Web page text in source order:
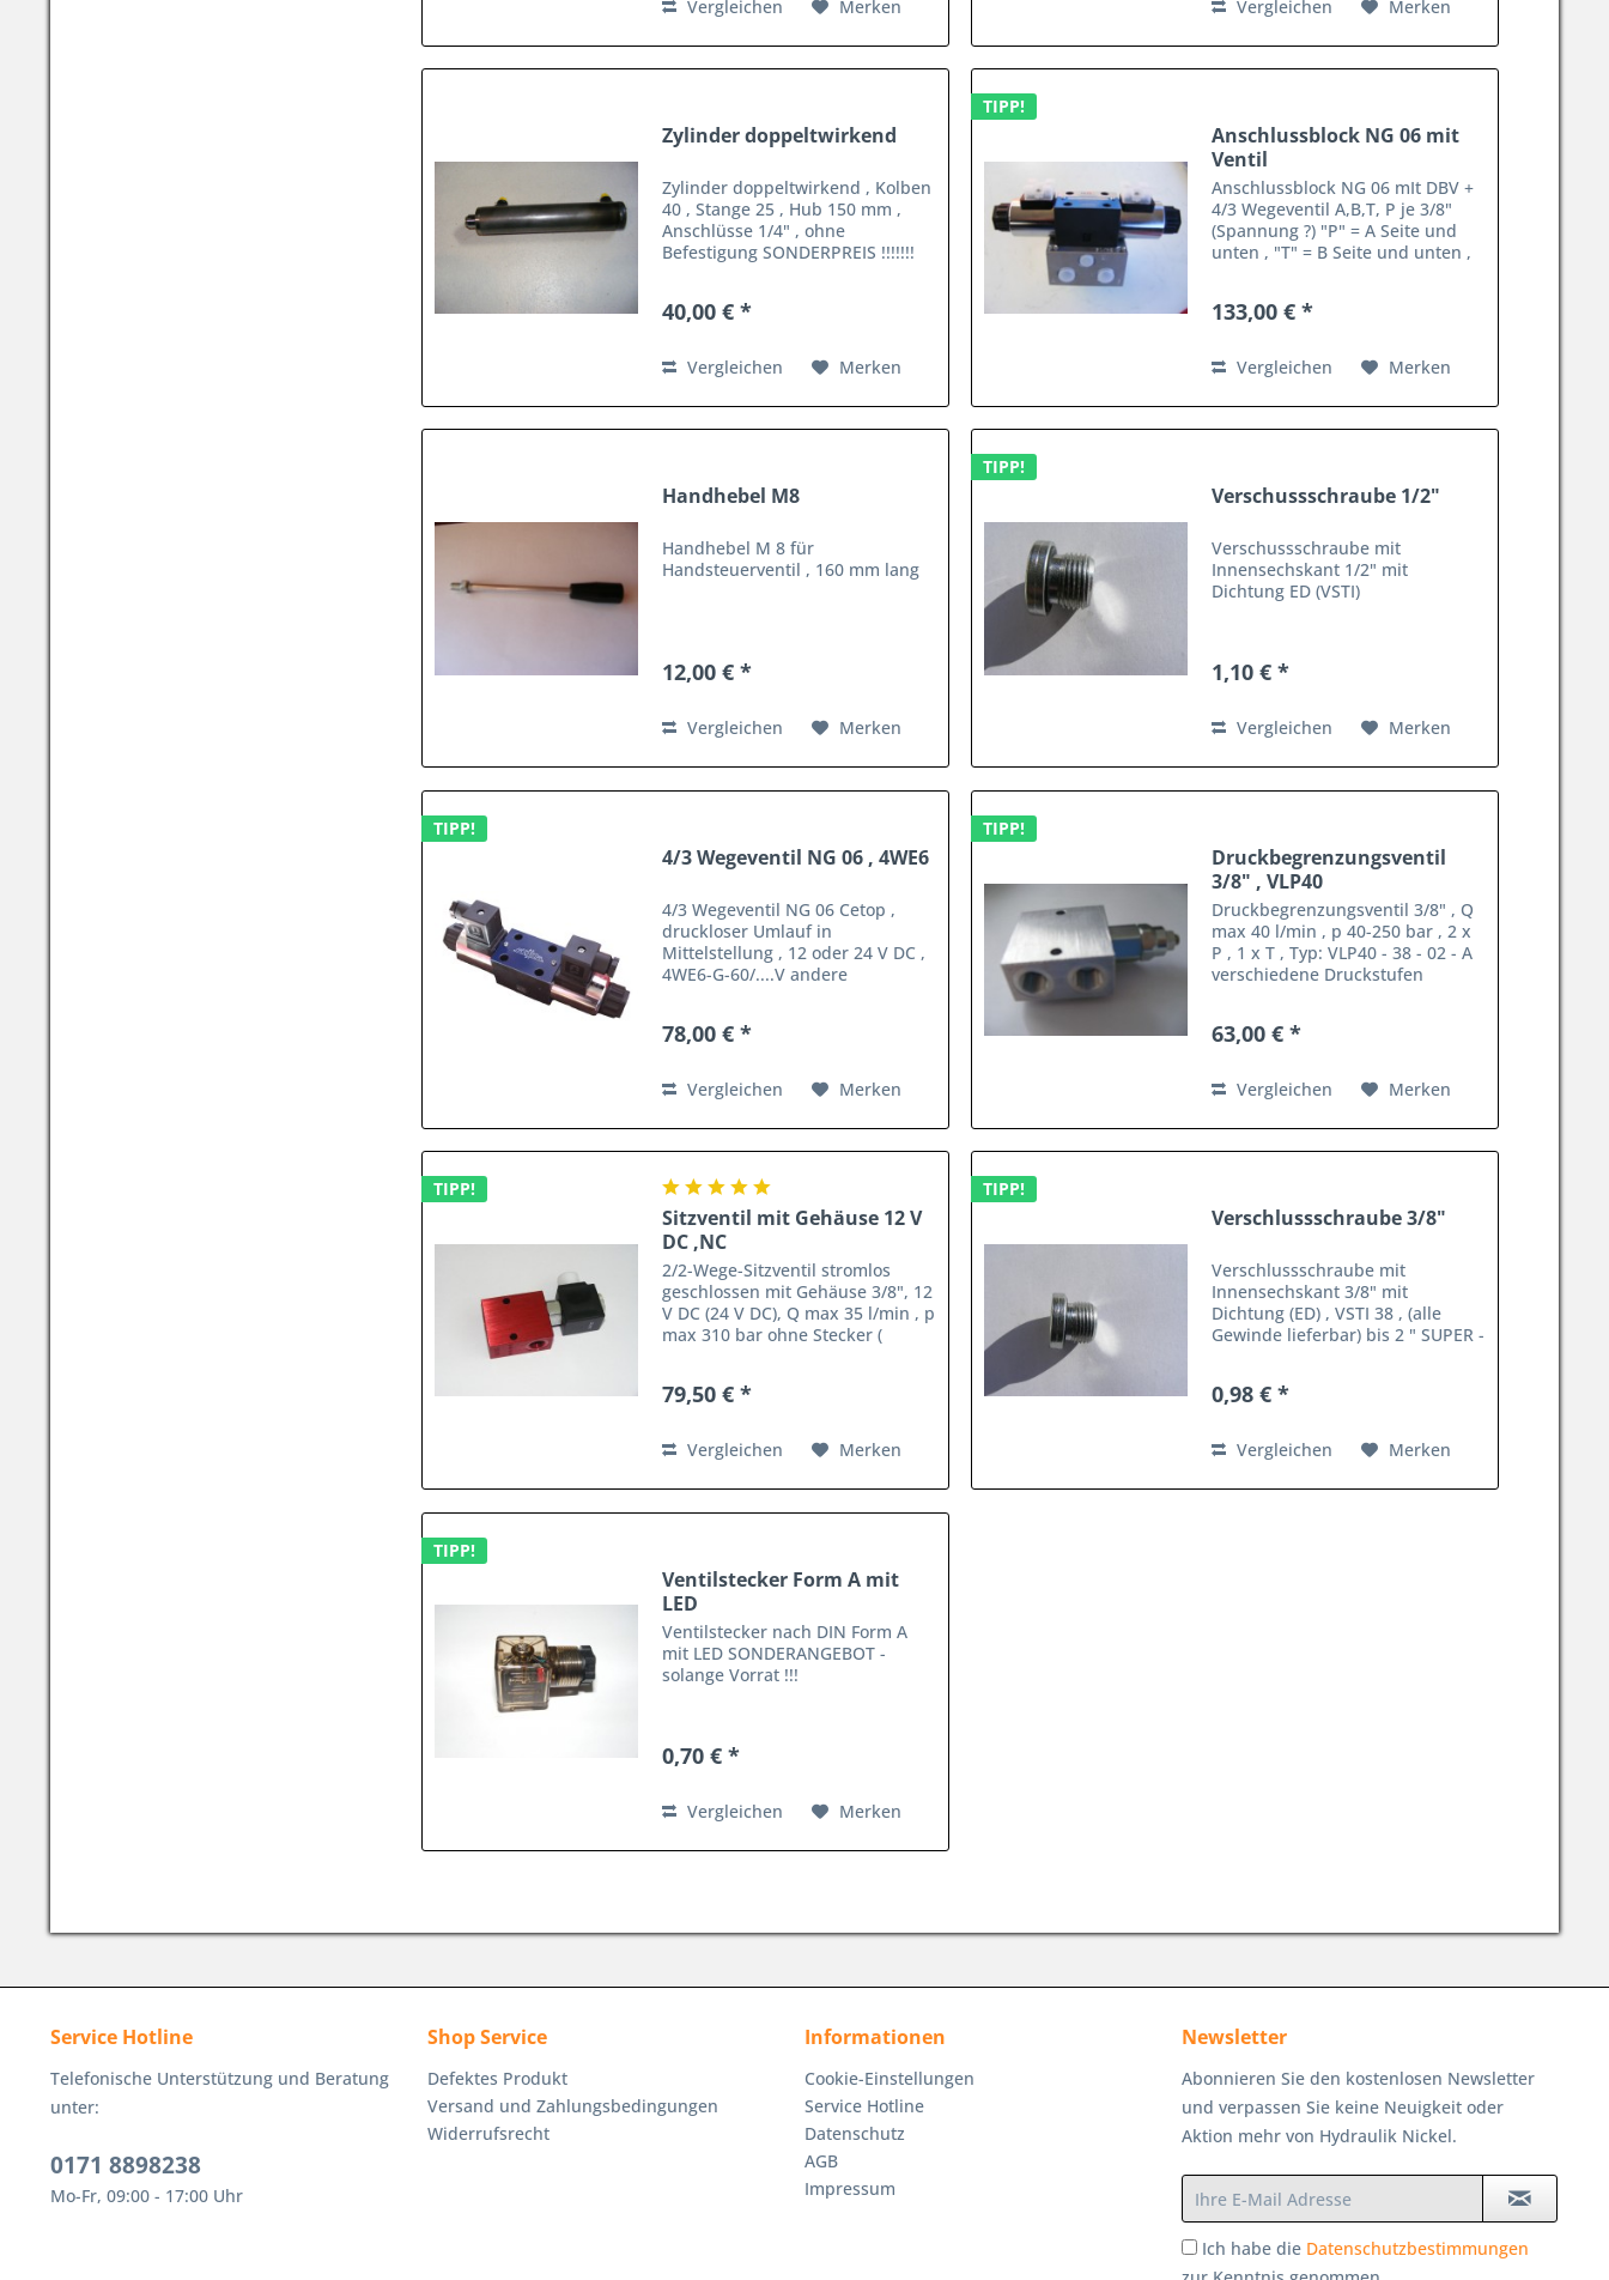
Vergleichen Merken Vergleichen Merken
Zylinder doppeltwirkend
Zylinder doppeltwirkend , Kolben
40 , Stange 25 , Hub 150 mm ,
Anschlüsse 1/4" , ohne
Befestigung SONDERPREIS !!!!!!!
40,00 € *
Vergleichen Merken
TIPP!
Anschlussblock NG 06 mit
Ventil
Anschlussblock NG 06 mIt DBV +
4/3 Wegeventil A,B,T, P je 3/8"
(Spannung ?) "P" = A Seite und
unten , "T" = B Seite und unten ,
133,00 € *
Vergleichen Merken
Handhebel M8
Handhebel M 8 für
Handsteuerventil , 160 mm lang
12,00 € *
Vergleichen Merken
TIPP!
Verschussschraube 1/2"
Verschussschraube mit
Innensechskant 1/2" mit
Dichtung ED (VSTI)
1,10 € *
Vergleichen Merken
TIPP!
4/3 Wegeventil NG 06 , 4WE6
4/3 Wegeventil NG 06 Cetop ,
druckloser Umlauf in
Mittelstellung , 12 oder 24 V DC ,
4WE6-G-60/....V andere
78,00 € *
Vergleichen Merken
TIPP!
Druckbegrenzungsventil
3/8" , VLP40
Druckbegrenzungsventil 3/8" , Q
max 40 l/min , p 40-250 bar , 2 x
P , 1 x T , Typ: VLP40 - 38 - 02 - A
verschiedene Druckstufen
1/2" oder 1/4" lieferbar 5%
63,00 € *
Vergleichen Merken
TIPP!
Sitzventil mit Gehäuse 12 V
DC ,NC
2/2-Wege-Sitzventil stromlos
geschlossen mit Gehäuse 3/8", 12
V DC (24 V DC), Q max 35 l/min , p
max 310 bar ohne Stecker (
mit Nothandbedienung + € 16,00
79,50 € *
Vergleichen Merken
TIPP!
Verschlussschraube 3/8"
Verschlussschraube mit
Innensechskant 3/8" mit
Dichtung (ED) , VSTI 38 , (alle
Gewinde lieferbar) bis 2 " SUPER -
0,89/Stck.
0,98 € *
Vergleichen Merken
TIPP!
Ventilstecker Form A mit
LED
Ventilstecker nach DIN Form A
mit LED SONDERANGEBOT -
solange Vorrat !!!
0,70 € *
Vergleichen Merken
Service Hotline
Telefonische Unterstützung und Beratung
unter:
0171 8898238
Mo-Fr, 09:00 - 17:00 Uhr
Shop Service
Defektes Produkt
Versand und Zahlungsbedingungen
Widerrufsrecht
Informationen
Cookie-Einstellungen
Service Hotline
Datenschutz
AGB
Impressum
Newsletter
Abonnieren Sie den kostenlosen Newsletter
und verpassen Sie keine Neuigkeit oder
Aktion mehr von Hydraulik Nickel.
Ich habe die Datenschutzbestimmungen